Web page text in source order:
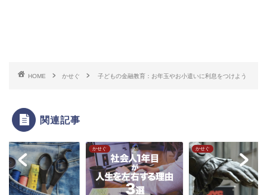
HOME かせぐ 子どもの金融教育：お年玉やお小遣いに利息をつけよう
関連記事
かせぐ かせぐ